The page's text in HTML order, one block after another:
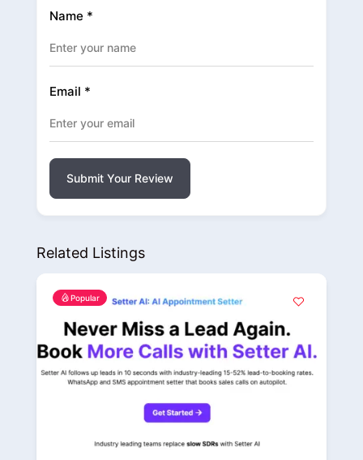
Name *
Email *
Submit Your Review
Related Listings
Popular